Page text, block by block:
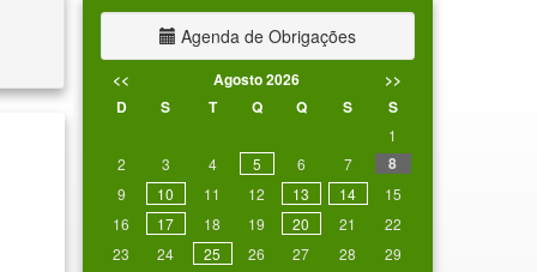
Agenda de Obrigações
<< Agosto 2026
>>
D
S T Q Q S S
1
2
3 4 5 6 7 8
9 10 11 12 13 14
15
16
17 18 19 20 21
22
23
24 25 26 27 28
29